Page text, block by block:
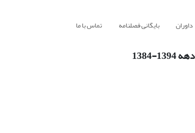
داوران بایگانی فصلنامه تماس با ما